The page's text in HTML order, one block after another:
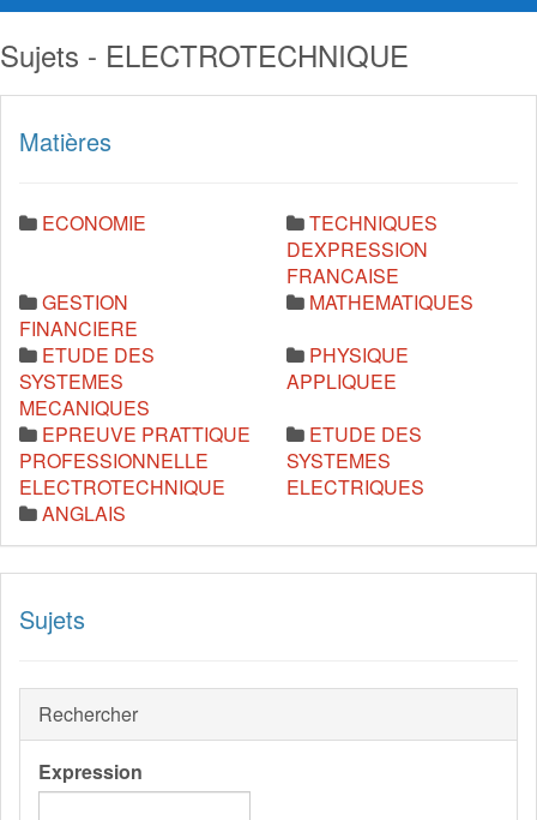
Sujets - ELECTROTECHNIQUE
Matières
ECONOMIE
TECHNIQUES
DEXPRESSION
FRANCAISE
GESTION
FINANCIERE
MATHEMATIQUES
ETUDE DES
SYSTEMES
MECANIQUES
PHYSIQUE
APPLIQUEE
EPREUVE PRATTIQUE
PROFESSIONNELLE
ELECTROTECHNIQUE
ETUDE DES
SYSTEMES
ELECTRIQUES
ANGLAIS
Sujets
Rechercher
Expression